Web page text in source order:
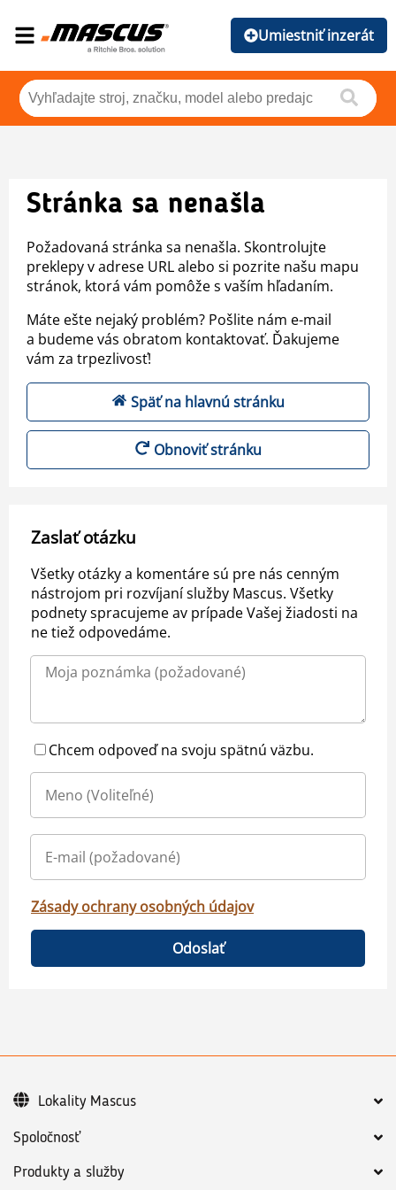
Umiestniť inzerát
Stránka sa nenašla
Požadovaná stránka sa nenašla. Skontrolujte
preklepy v adrese URL alebo si pozrite našu mapu
stránok, ktorá vám pomôže s vaším hľadaním.
Máte ešte nejaký problém? Pošlite nám e-mail
a budeme vás obratom kontaktovať. Ďakujeme
vám za trpezlivosť!
Späť na hlavnú stránku
Obnoviť stránku
Zaslať otázku
Všetky otázky a komentáre sú pre nás cenným
nástrojom pri rozvíjaní služby Mascus. Všetky
podnety spracujeme av prípade Vašej žiadosti na
ne tiež odpovedáme.
Chcem odpoveď na svoju spätnú väzbu.
Zásady ochrany osobných údajov
Odoslať
Spoločnosť
Produkty a služby
Lokality Mascus